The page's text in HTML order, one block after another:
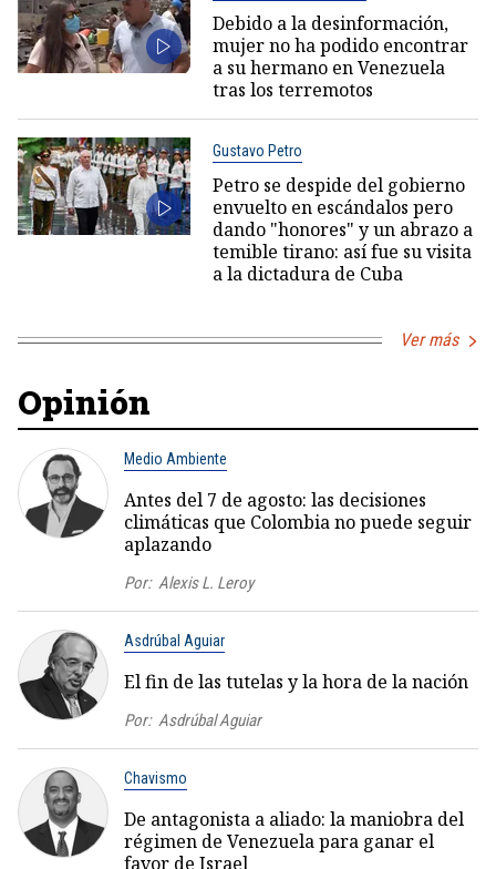
Debido a la desinformación,
mujer no ha podido encontrar
a su hermano en Venezuela
tras los terremotos
Gustavo Petro
Petro se despide del gobierno
envuelto en escándalos pero
dando "honores" y un abrazo a
temible tirano: así fue su visita
a la dictadura de Cuba
Ver más
Opinión
Medio Ambiente
Antes del 7 de agosto: las decisiones
climáticas que Colombia no puede seguir
aplazando
Por: Alexis L. Leroy
Asdrúbal Aguiar
El fin de las tutelas y la hora de la nación
Por: Asdrúbal Aguiar
Chavismo
De antagonista a aliado: la maniobra del
régimen de Venezuela para ganar el
favor de Israel